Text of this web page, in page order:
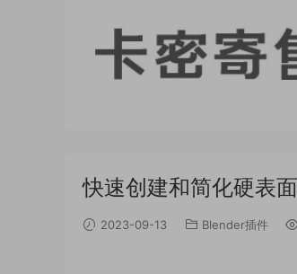
快速创建和简化硬表
2023-09-13 Blender插件